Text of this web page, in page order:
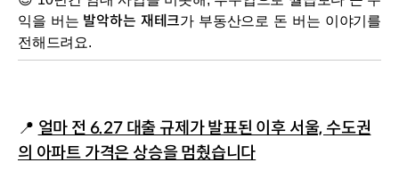
익을 버는 발악하는 재테크가 부동산으로 돈 버는 이야기를
전해드려요.
📍 얼마 전 6.27 대출 규제가 발표된 이후 서울, 수도권
의 아파트 가격은 상승을 멈췄습니다